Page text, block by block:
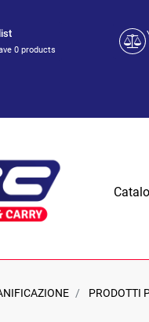
0products
PRODOTTI